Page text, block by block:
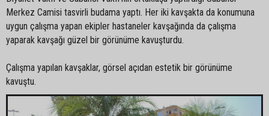
Merkez Camisi tasvirli budama yaptı. Her iki kavşakta da konumuna
uygun çalışma yapan ekipler hastaneler kavşağında da çalışma
yaparak kavşağı güzel bir görünüme kavuşturdu.
Çalışma yapılan kavşaklar, görsel açıdan estetik bir görünüme
kavuştu.